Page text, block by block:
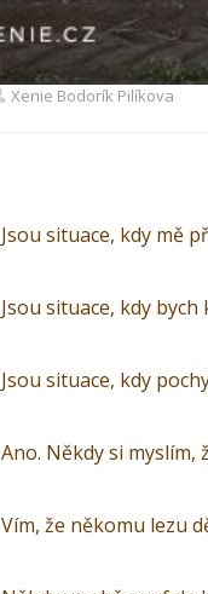
Xenie Bodorík Pilíkova
Jsou situace, kdy mě
Jsou situace, kdy
Jsou situace, kdy
Ano. Někdy si myslím,
Vím, že někomu lezu